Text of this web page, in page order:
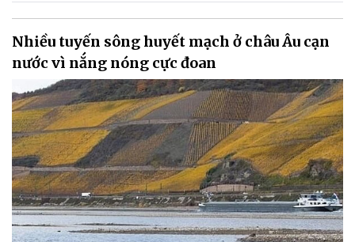
Nhiều tuyến sông huyết mạch ở châu Âu cạn
nước vì nắng nóng cực đoan